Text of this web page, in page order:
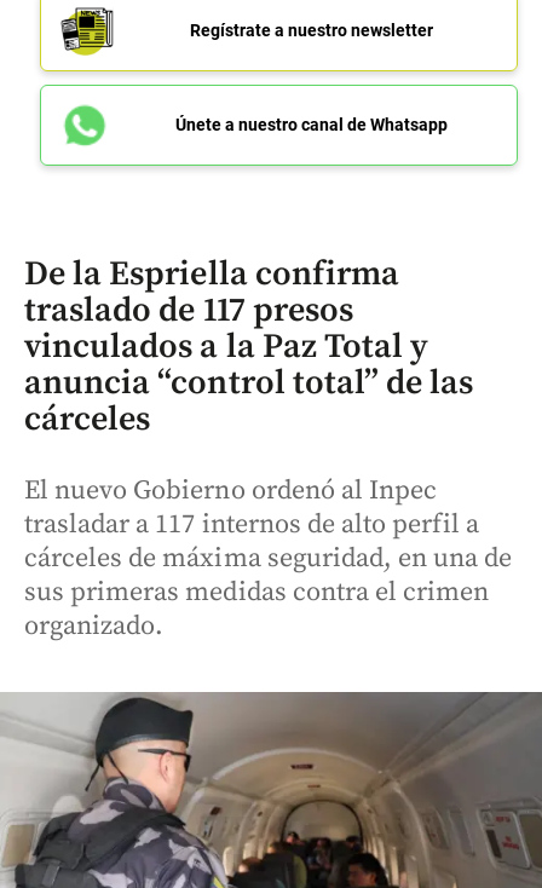
Regístrate a nuestro newsletter
Únete a nuestro canal de Whatsapp
De la Espriella confirma
traslado de 117 presos
vinculados a la Paz Total y
anuncia “control total” de las
cárceles
El nuevo Gobierno ordenó al Inpec
trasladar a 117 internos de alto perfil a
cárceles de máxima seguridad, en una de
sus primeras medidas contra el crimen
organizado.